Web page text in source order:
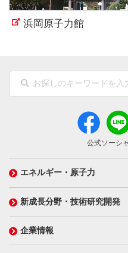
浜岡原子力館
公式ソーシ
エネルギー・原子力
新成長分野・技術研究開発
企業情報